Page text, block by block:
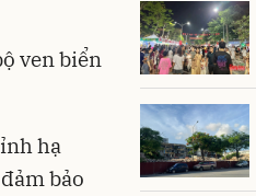
ven biển
hạ
bảo